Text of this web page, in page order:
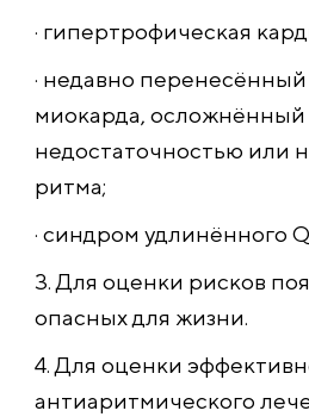
· гипертрофическая
· недавно
миокарда,
недостаточностью или
ритма;
· синдром удлинённого
3. Для оценки рисков
опасных для жизни.
4. Для оценки
антиаритмического